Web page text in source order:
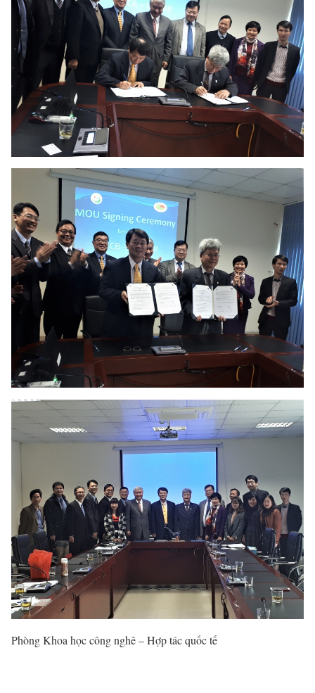
Phòng Khoa học công nghê – Hợp tác quốc tế